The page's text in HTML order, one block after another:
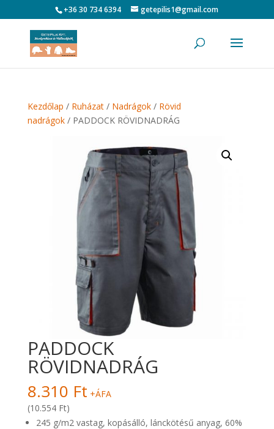
+36 30 734 6394 getepilis1@gmail.com
Kezdőlap / Ruházat/ Nadrágok/ Rövid
nadrágok/ PADDOCK RÖVIDNADRÁG
PADDOCK
RÖVIDNADRÁG
8.310 Ft +ÁFA
(10.554 Ft)
245 g/m2 vastag, kopásálló, lánckötésű anyag, 60%